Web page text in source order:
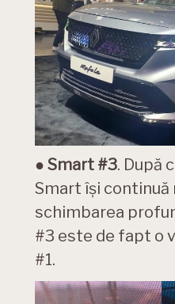
● Smart #3. După
Smart își
schimbarea
#3 este de fapt o
#1.